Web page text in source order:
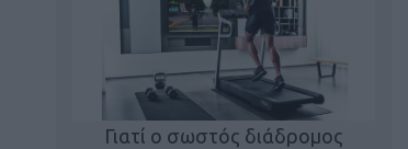
Γιατί ο σωστός διάδρομος